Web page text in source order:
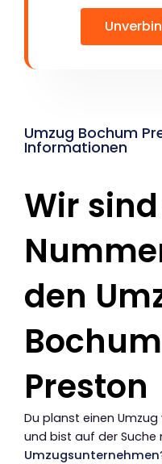
Umzug Bochum
Informationen
Wir
den
Preston
Du planst einen
und bist auf der Suche
Umzugsunternehmen